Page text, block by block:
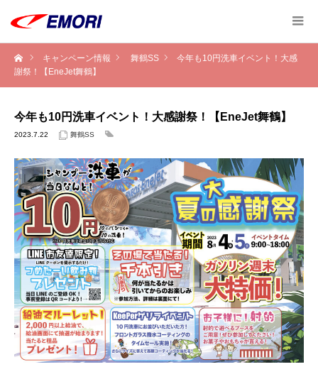
キャンペーン情報 舞鶴SS
今年も10円洗車イベント！大感
謝祭！【EneJet舞鶴】
今年も10円洗車イベント！大感謝祭！【EneJet舞鶴】
2023.7.22 舞鶴SS